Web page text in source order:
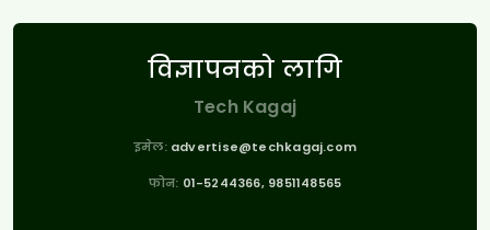
विज्ञापनको लागि
Tech Kagaj
इमेल: advertise@techkagaj.com
फोन: 01-5244366, 9851148565